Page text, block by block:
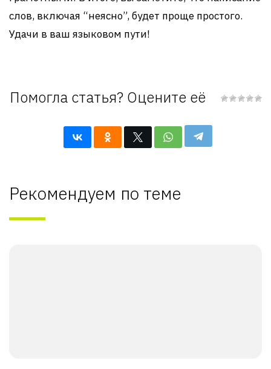
слов, включая “неясно”, будет проще простого.
Удачи в ваш языковом пути!
Помогла статья? Оцените её
Рекомендуем по теме